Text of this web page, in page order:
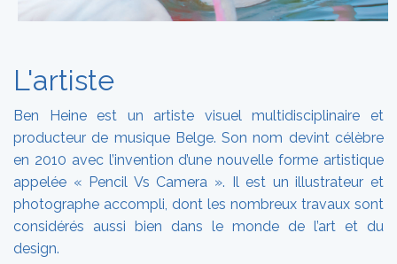
L'artiste
Ben Heine est un artiste visuel multidisciplinaire et
producteur de musique Belge. Son nom devint célèbre
en 2010 avec l’invention d’une nouvelle forme artistique
appelée « Pencil Vs Camera ». Il est un illustrateur et
photographe accompli, dont les nombreux travaux sont
considérés aussi bien dans le monde de l’art et du
design.